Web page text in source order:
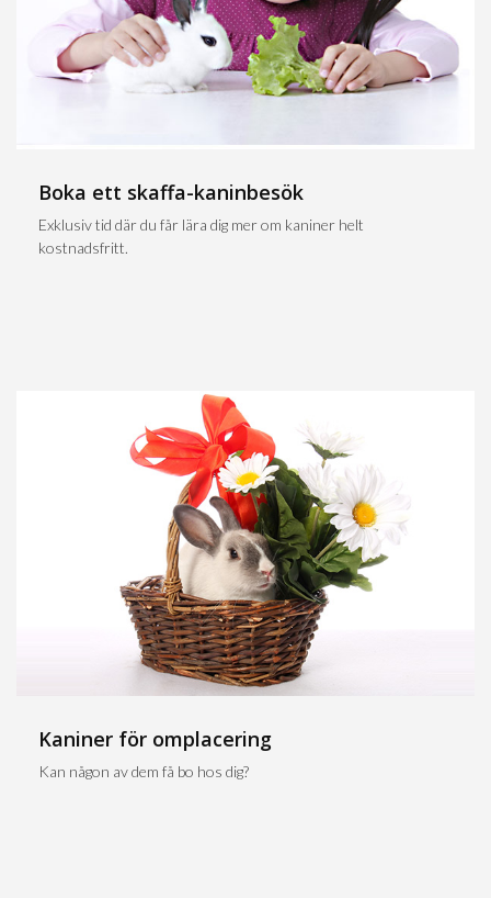
Boka ett skaffa-kaninbesök
Exklusiv tid där du får lära dig mer om kaniner helt
kostnadsfritt.
Kaniner för omplacering
Kan någon av dem få bo hos dig?